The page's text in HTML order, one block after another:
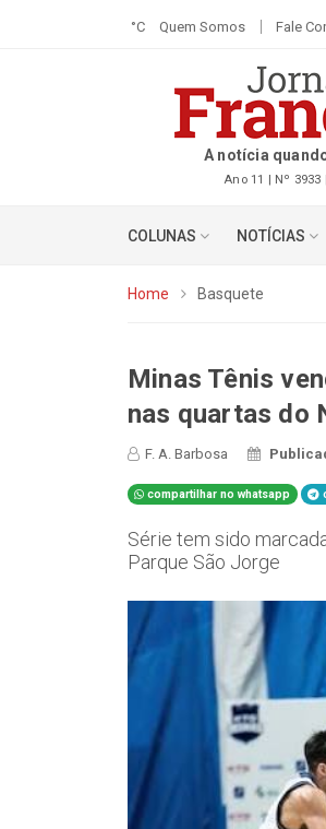
°C Quem Somos Fale
A notícia
Ano 11 | Nº 3933
COLUNAS NOTÍCIAS
Home Basquete
Minas Tênis
nas quartas do
F. A. Barbosa
compartilhar no whatsapp
Série tem sido
Parque São Jorge